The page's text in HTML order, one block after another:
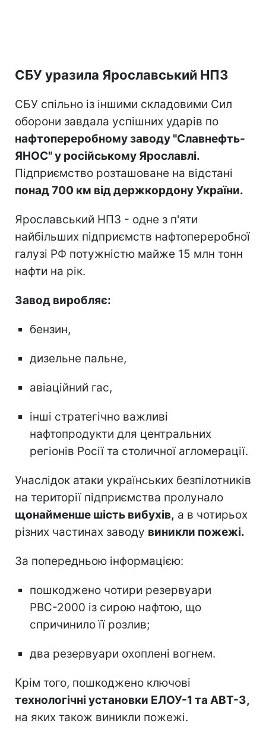
СБУ уразила Ярославський НПЗ
СБУ спільно із іншими складовими Сил
оборони завдала успішних ударів по
нафтопереробному заводу "Славнефть-
ЯНОС" у російському Ярославлі.
Підприємство розташоване на відстані
понад 700 км від держкордону України.
Ярославський НПЗ - одне з п'яти
найбільших підприємств нафтопереробної
галузі РФ потужністю майже 15 млн тонн
нафти на рік.
Завод виробляє:
бензин,
дизельне пальне,
авіаційний гас,
інші стратегічно важливі
нафтопродукти для центральних
регіонів Росії та столичної агломерації.
Унаслідок атаки українських безпілотників
на території підприємства пролунало
щонайменше шість вибухів, а в чотирьох
різних частинах заводу виникли пожежі.
За попередньою інформацією:
пошкоджено чотири резервуари
РВС-2000 із сирою нафтою, що
спричинило її розлив;
два резервуари охоплені вогнем.
Крім того, пошкоджено ключові
технологічні установки ЕЛОУ-1 та АВТ-3,
на яких також виникли пожежі.